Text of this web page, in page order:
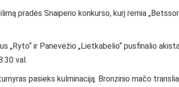
pradės Snaiperio konkurso, kurį remia
„Ryto“ ir Panevėžio „Lietkabelio“ pusfinalio
val.
pasieks kulminaciją. Bronzinio mačo